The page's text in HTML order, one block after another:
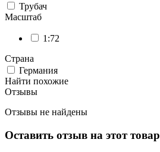
Трубач
Масштаб
1:72
Страна
Германия
Найти похожие
Отзывы
Отзывы не найдены
Оставить отзыв на этот товар